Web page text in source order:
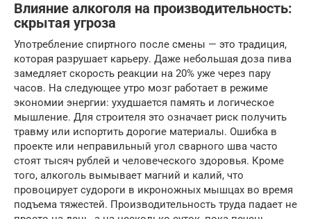
Влияние алкоголя на производительность:
скрытая угроза
Употребление спиртного после смены — это традиция,
которая разрушает карьеру. Даже небольшая доза пива
замедляет скорость реакции на 20% уже через пару
часов. На следующее утро мозг работает в режиме
экономии энергии: ухудшается память и логическое
мышление. Для строителя это означает риск получить
травму или испортить дорогие материалы. Ошибка в
проекте или неправильный угол сварного шва часто
стоят тысяч рублей и человеческого здоровья. Кроме
того, алкоголь вымывает магний и калий, что
провоцирует судороги в икроножных мышцах во время
подъема тяжестей. Производительность труда падает не